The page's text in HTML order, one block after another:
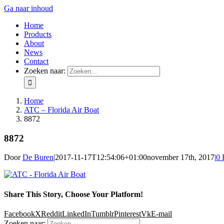
Ga naar inhoud
Home
Products
About
News
Contact
Zoeken naar:
Home
ATC – Florida Air Boat
8872
8872
DoorDe Buren|2017-11-17T12:54:06+01:00november 17th, 2017|0
Share This Story, Choose Your Platform!
FacebookXRedditLinkedInTumblrPinterestVkE-mail